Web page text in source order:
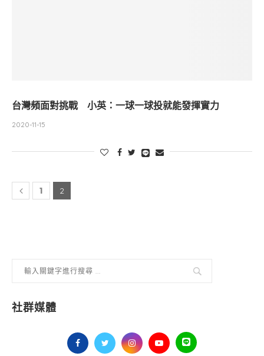
台灣頻面對挑戰 小英：一球一球投就能發揮實力
2020-11-15
1 2
社群媒體